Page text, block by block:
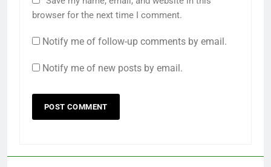
browser for the next time I comment.
Notify me of follow-up comments by email.
Notify me of new posts by email.